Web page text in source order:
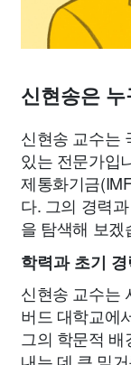
신현송은
신현송 교수는
있는 전문가입
제통화기금
다. 그의 경력
을 탐색해 보겠
학력과 초기 경
신현송 교수는
버드 대학교에
그의 학문적